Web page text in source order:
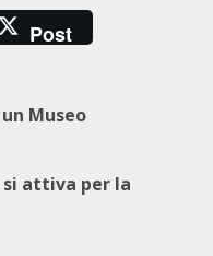
Post
Museo
attiva per la